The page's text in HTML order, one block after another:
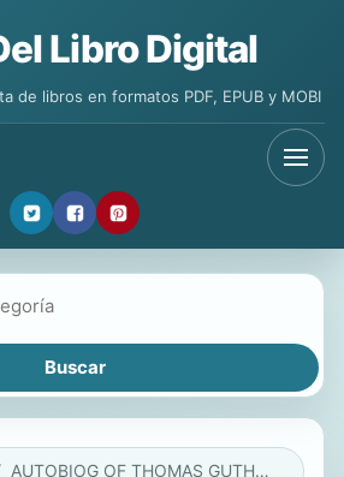
Libro Digital
de libros en formatos PDF, EPUB y MOBI
AUTOBIOG OF THOMAS GUTHRIE